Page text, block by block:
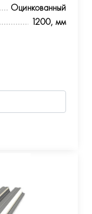
Оцинкованный
1200, мм